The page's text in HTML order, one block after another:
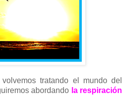
tratando el mundo del
abordando la respiración